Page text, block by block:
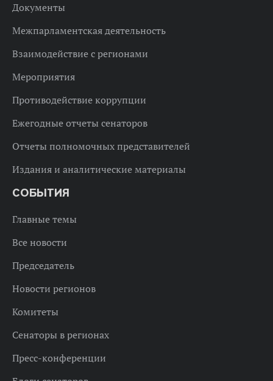
Документы
Межпарламентская деятельность
Взаимодействие с регионами
Мероприятия
Противодействие коррупции
Ежегодные отчеты сенаторов
Отчеты полномочных представителей
Издания и аналитические материалы
СОБЫТИЯ
Главные темы
Все новости
Председатель
Новости регионов
Комитеты
Сенаторы в регионах
Пресс-конференции